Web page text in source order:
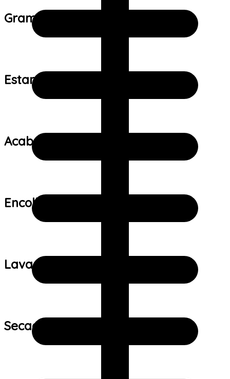
Gramatura do tecido:
Estampa:
Acabamento:
Encolhimento:
Lavagem:
Secagem: